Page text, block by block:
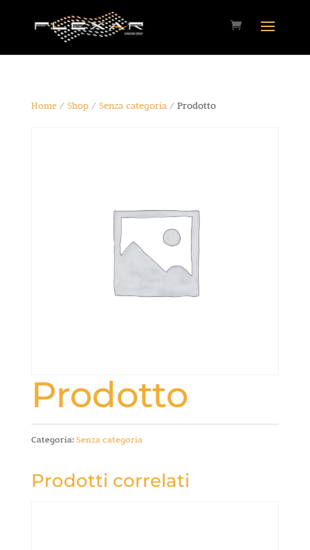
Home/ Shop/ Senza categoria/ Prodotto
Prodotto
Categoria:Senza categoria
Prodotti correlati